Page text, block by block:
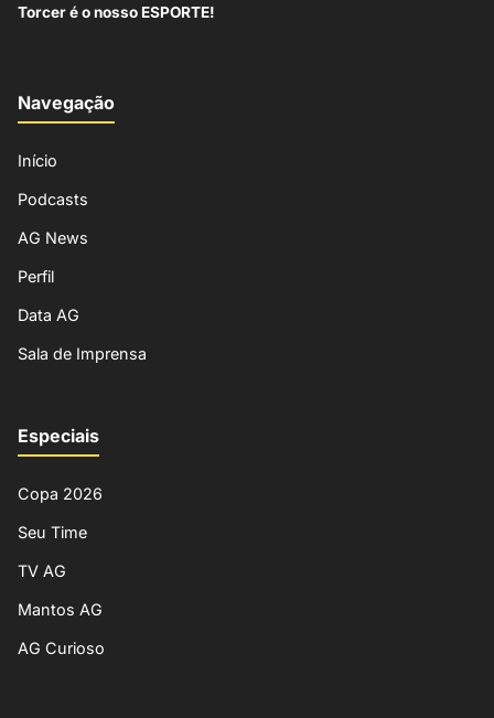
Torcer é o nosso ESPORTE!
Navegação
Início
Podcasts
AG News
Perfil
Data AG
Sala de Imprensa
Especiais
Copa 2026
Seu Time
TV AG
Mantos AG
AG Curioso